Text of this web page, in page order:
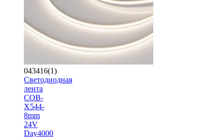
043416(1)
Светодиодная
лента
COB-
X544-
8mm
24V
Day4000